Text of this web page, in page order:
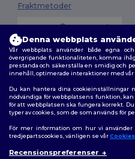
Fraktmetoder
2026. Alla
Allmänna Villkor|Anpassad policy
Följ oss
Denna webbplats
Vår webbplats använder både egna
övergripande funktionaliteten, komma
prestanda och säkerställa en smidig och
innehåll, optimerade interaktioner med vår
Du kan hantera dina cookieinställningar
nödvändiga för webbplatsens funktion,
för att webbplatsen ska fungera korrekt.
typer av cookies, som de som används för
För mer information om hur vi
tredjepartscookies, vänligen se vår
Recensionspreferenser